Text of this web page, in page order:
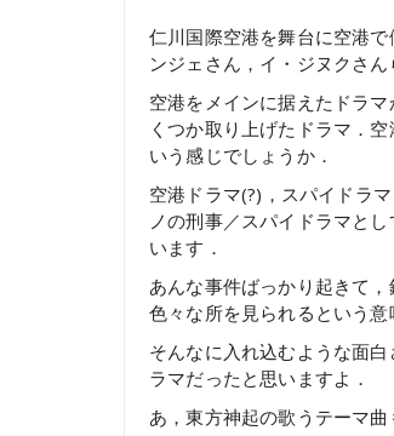
仁川国際空港を舞台に空港
ンジェさん，イ・ジヌクさ
空港をメインに据えたドラ
くつか取り上げたドラマ．
いう感じでしょうか．
空港ドラマ(?)，スパイドラ
ノの刑事／スパイドラマと
います．
あんな事件ばっかり起きて
色々な所を見られるという
そんなに入れ込むような面
ラマだったと思いますよ．
あ，東方神起の歌うテーマ曲